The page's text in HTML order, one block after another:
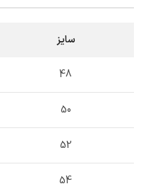
سایز
48
50
52
54